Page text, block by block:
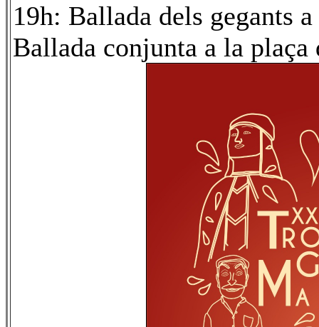
19h: Ballada dels gegants
Ballada conjunta a la plaça